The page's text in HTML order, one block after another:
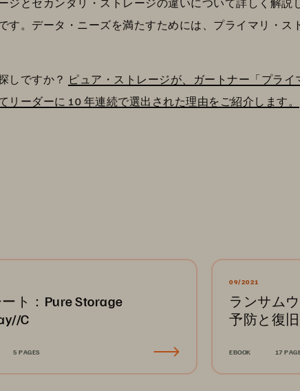
。データ・ニーズを満たすためには、プライマリ・ス
しですか？ ピュア・ストレージが、ガートナー「プラ
ーダーに 10 年連続で選出された理由をご紹介します。
ト：Pure Storage
C
5 PAGES
09/2021
ランサム
予防と復旧
EBOOK 17